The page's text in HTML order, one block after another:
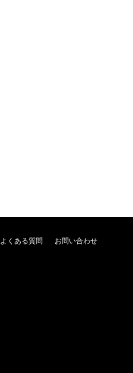
よくある質問
お問い合わせ